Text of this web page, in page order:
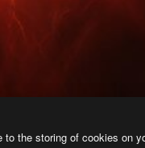
генератора
to the storing of cookies on